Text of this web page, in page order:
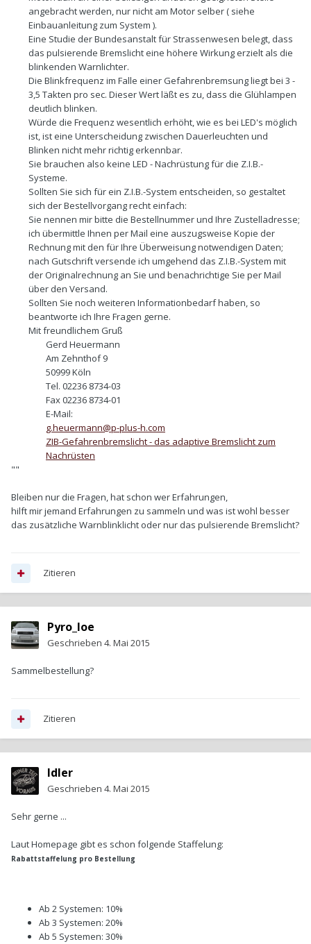
angebracht werden, nur nicht am Motor selber ( siehe
Einbauanleitung zum System ).
Eine Studie der Bundesanstalt für Strassenwesen belegt, dass
das pulsierende Bremslicht eine höhere Wirkung erzielt als die
blinkenden Warnlichter.
Die Blinkfrequenz im Falle einer Gefahrenbremsung liegt bei 3 -
3,5 Takten pro sec. Dieser Wert läßt es zu, dass die Glühlampen
deutlich blinken.
Würde die Frequenz wesentlich erhöht, wie es bei LED's möglich
ist, ist eine Unterscheidung zwischen Dauerleuchten und
Blinken nicht mehr richtig erkennbar.
Sie brauchen also keine LED - Nachrüstung für die Z.I.B.-
Systeme.
Sollten Sie sich für ein Z.I.B.-System entscheiden, so gestaltet
sich der Bestellvorgang recht einfach:
Sie nennen mir bitte die Bestellnummer und Ihre Zustelladresse;
ich übermittle Ihnen per Mail eine auszugsweise Kopie der
Rechnung mit den für Ihre Überweisung notwendigen Daten;
nach Gutschrift versende ich umgehend das Z.I.B.-System mit
der Originalrechnung an Sie und benachrichtige Sie per Mail
über den Versand.
Sollten Sie noch weiteren Informationbedarf haben, so
beantworte ich Ihre Fragen gerne.
Mit freundlichem Gruß
Gerd Heuermann
Am Zehnthof 9
50999 Köln
Tel. 02236 8734-03
Fax 02236 8734-01
E-Mail:
g.heuermann@p-plus-h.com
ZIB-Gefahrenbremslicht - das adaptive Bremslicht zum
Nachrüsten
""
Bleiben nur die Fragen, hat schon wer Erfahrungen,
hilft mir jemand Erfahrungen zu sammeln und was ist wohl besser
das zusätzliche Warnblinklicht oder nur das pulsierende Bremslicht?
Zitieren
Pyro_loe
Geschrieben 4. Mai 2015
Sammelbestellung?
Zitieren
Idler
Geschrieben 4. Mai 2015
Sehr gerne ...
Laut Homepage gibt es schon folgende Staffelung:
Rabattstaffelung pro Bestellung
Ab 2 Systemen: 10%
Ab 3 Systemen: 20%
Ab 5 Systemen: 30%